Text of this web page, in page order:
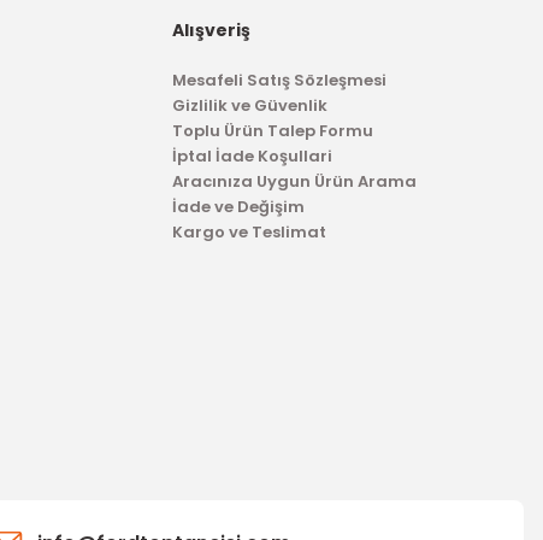
Alışveriş
Mesafeli Satış Sözleşmesi
Gizlilik ve Güvenlik
Toplu Ürün Talep Formu
İptal İade Koşullari
Aracınıza Uygun Ürün Arama
İade ve Değişim
Kargo ve Teslimat